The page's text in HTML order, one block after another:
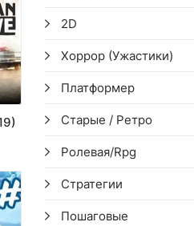
2D
Хоррор (Ужастики)
Платформер
Старые / Ретро
Ролевая/Rpg
Стратегии
Пошаговые